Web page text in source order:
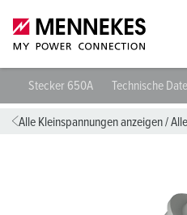
Stecker 650A Technische
Alle Kleinspannungen anzeigen/